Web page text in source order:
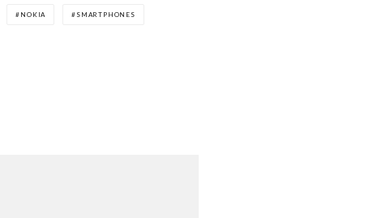
NOKIA SMARTPHONES